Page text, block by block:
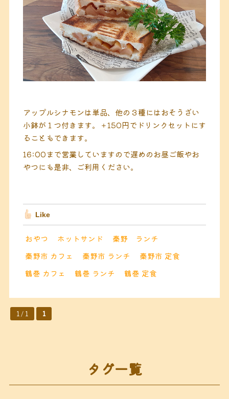
アップルシナモンは単品、他の３種にはおそうざい
小鉢が１つ付きます。＋150円でドリンクセットにす
ることもできます。
16:00まで営業していますので遅めのお昼ご飯やお
やつにも是非、ご利用ください。
Like
おやつ ホットサンド
秦野 ランチ
秦野市 カフェ
秦野市 ランチ
秦野市 定食
鶴巻 カフェ
鶴巻 ランチ 鶴巻 定食
1 / 1 1
タグ一覧